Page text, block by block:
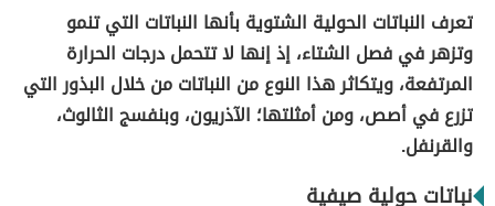
تعرف النباتات الحولية الشتوية بأنها النباتات التي تنمو
وتزهر في فصل الشتاء، إذ إنها لا تتحمل درجات الحرارة
المرتفعة، ويتكاثر هذا النوع من النباتات من خلال البذور التي
تزرع في أصص، ومن أمثلتها؛ الآذريون، وبنفسج الثالوث،
والقرنفل.
نباتات حولية صيفية